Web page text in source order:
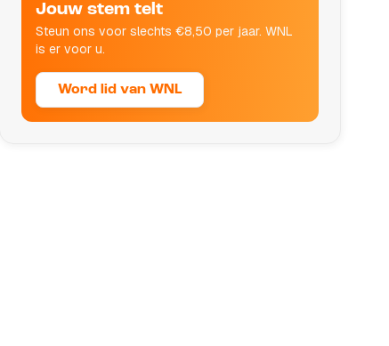
Jouw stem telt
Steun ons voor slechts €8,50 per jaar. WNL
is er voor u.
Word lid van WNL